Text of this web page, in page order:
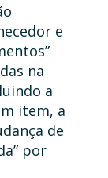
e
na
a
item, a
de
por